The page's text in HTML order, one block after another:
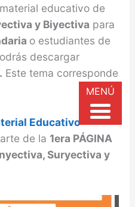
educativo de
y Biyectiva para
o estudiantes de
descargar
Este tema corresponde
Educativo
de la 1era PÁGINA
Suryectiva y
MENÚ